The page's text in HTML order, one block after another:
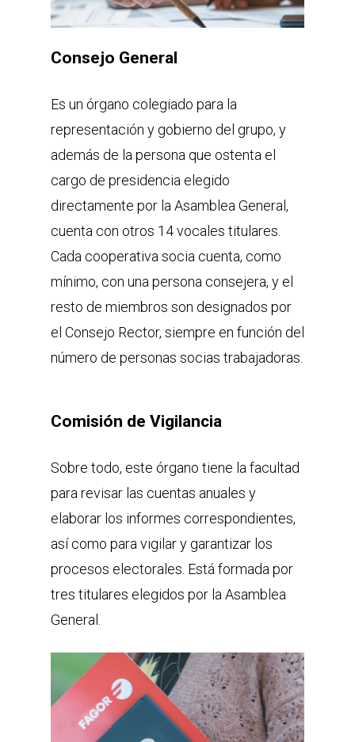
Consejo General
Es un órgano colegiado para la
representación y gobierno del grupo, y
además de la persona que ostenta el
cargo de presidencia elegido
directamente por la Asamblea General,
cuenta con otros 14 vocales titulares.
Cada cooperativa socia cuenta, como
mínimo, con una persona consejera, y el
resto de miembros son designados por
el Consejo Rector, siempre en función del
número de personas socias trabajadoras.
Comisión de Vigilancia
Sobre todo, este órgano tiene la facultad
para revisar las cuentas anuales y
elaborar los informes correspondientes,
así como para vigilar y garantizar los
procesos electorales. Está formada por
tres titulares elegidos por la Asamblea
General.